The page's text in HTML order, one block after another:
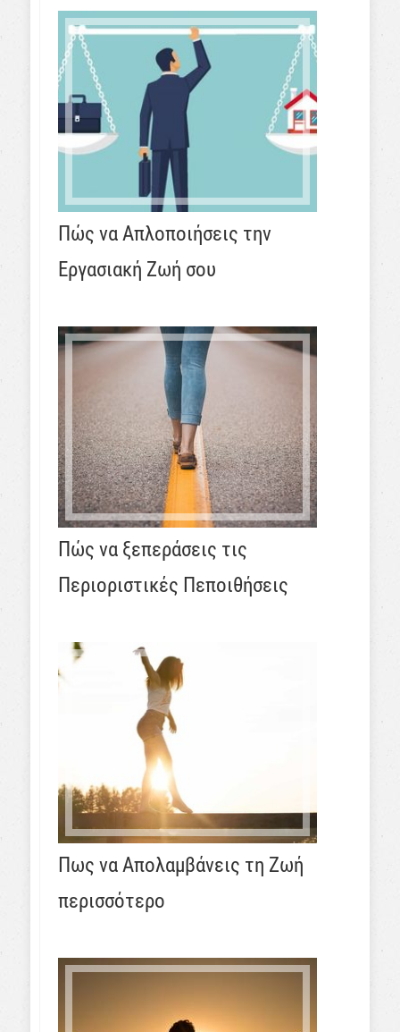
Πώς να Απλοποιήσεις την
Εργασιακή Ζωή σου
Πώς να ξεπεράσεις τις
Περιοριστικές Πεποιθήσεις
Πως να Απολαμβάνεις τη Ζωή
περισσότερο